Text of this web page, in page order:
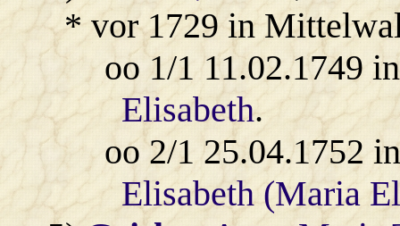
* vor 1729 in
oo 1/1 11.02.1749
Elisabeth.
oo 2/1 25.04.1752
Elisabeth (Maria